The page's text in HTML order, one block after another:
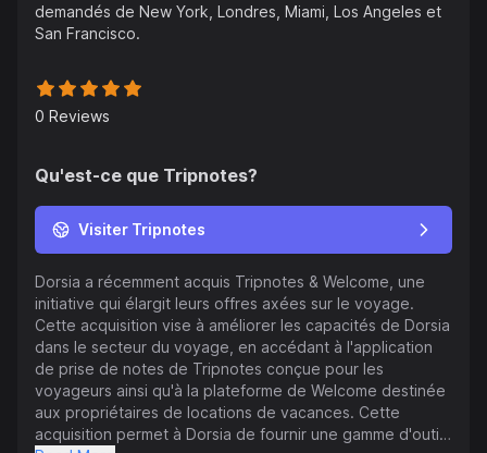
demandés de New York, Londres, Miami, Los Angeles et
San Francisco.
0 Reviews
Qu'est-ce que Tripnotes?
Visiter Tripnotes
Dorsia a récemment acquis Tripnotes & Welcome, une
initiative qui élargit leurs offres axées sur le voyage.
Cette acquisition vise à améliorer les capacités de Dorsia
dans le secteur du voyage, en accédant à l'application
de prise de notes de Tripnotes conçue pour les
voyageurs ainsi qu'à la plateforme de Welcome destinée
aux propriétaires de locations de vacances. Cette
acquisition permet à Dorsia de fournir une gamme d'outils